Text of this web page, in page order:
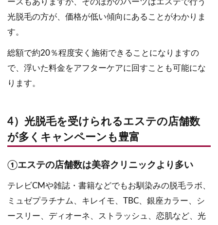
ースもありますが、そのほかのパーツはエステで行う
光脱毛の方が、価格が低い傾向にあることがわかりま
す。
総額で約20％程度安く施術できることになりますの
で、浮いた料金をアフターケアに回すことも可能にな
ります。
4）光脱毛を受けられるエステの店舗数
が多くキャンペーンも豊富
①エステの店舗数は美容クリニックより多い
テレビCMや雑誌・書籍などでもお馴染みの脱毛ラボ、
ミュゼプラチナム、キレイモ、TBC、銀座カラー、シ
ースリー、ディオーネ、ストラッシュ、恋肌など、光